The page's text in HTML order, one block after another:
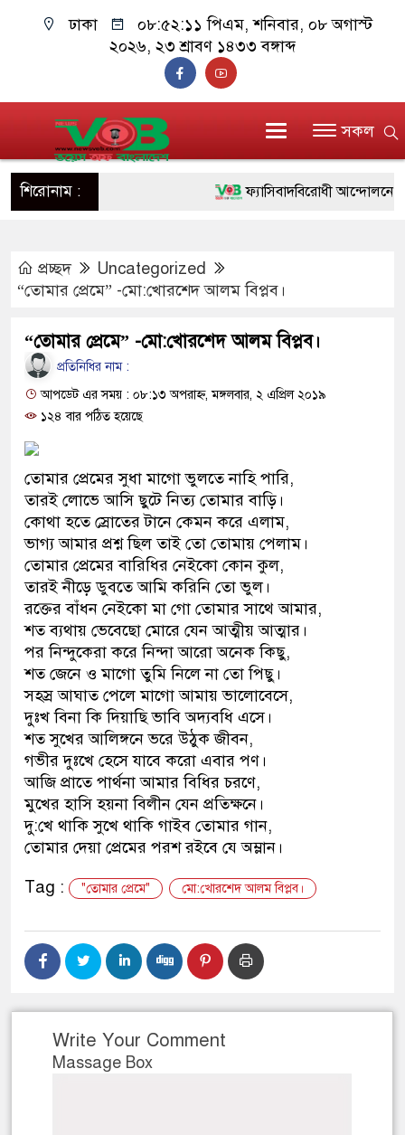
ঢাকা ০৮:৫২:১২ পিএম, শনিবার, ০৮ অগাস্ট
২০২৬, ২৩ শ্রাবণ ১৪৩৩ বঙ্গাব্দ
সকল
শিরোনাম : ফ্যাসিবাদবিরোধী আন্দোলনে
মাননীয় প্রধানমন্ত্রী, মন্ত্রীবর্গ ও
উদ্ধার
মাদক কারবারি গ্রেফতার
২৮ লাখ টাকার জাল নোটসহ
থানা পুলিশ
যেকোনো সময় বেনজীরের
নেতৃত্ব ও গণতন্ত্রের মূর্তমান প্রতীক
যে ভাবে ডেভিড ইমনের কাছে
‘আজহার খান’
অবৈধ বিদেশি পিস্তল, ম্যাগাজিন
জড়িত কিশোর গ্যাংয়ের চার শিশু আটক
ডাকাতির প্রস্তুতিকালে দুইজনকে
থানা পুলিশ
প্রচ্ছদ
Uncategorized
“তোমার প্রেমে” -মো:খোরশেদ আলম বিপ্লব।
“তোমার প্রেমে” -মো:খোরশেদ আলম বিপ্লব।
প্রতিনিধির নাম :
আপডেট এর সময় : ০৮:১৩ অপরাহ্ন, মঙ্গলবার, ২ এপ্রিল ২০১৯
১২৪ বার পঠিত হয়েছে
তোমার প্রেমের সুধা মাগো ভুলতে নাহি পারি,
তারই লোভে আসি ছুটে নিত্য তোমার বাড়ি।
কোথা হতে স্রোতের টানে কেমন করে এলাম,
ভাগ্য আমার প্রশ্ন ছিল তাই তো তোমায় পেলাম।
তোমার প্রেমের বারিধির নেইকো কোন কুল,
তারই নীড়ে ডুবতে আমি করিনি তো ভুল।
রক্তের বাঁধন নেইকো মা গো তোমার সাথে আমার,
শত ব্যথায় ভেবেছো মোরে যেন আত্মীয় আত্মার।
পর নিন্দুকেরা করে নিন্দা আরো অনেক কিছু,
শত জেনে ও মাগো তুমি নিলে না তো পিছু।
সহস্র আঘাত পেলে মাগো আমায় ভালোবেসে,
দুঃখ বিনা কি দিয়াছি ভাবি অদ্যবধি এসে।
শত সুখের আলিঙ্গনে ভরে উঠুক জীবন,
গভীর দুঃখে হেসে যাবে করো এবার পণ।
আজি প্রাতে পার্থনা আমার বিধির চরণে,
মুখের হাসি হয়না বিলীন যেন প্রতিক্ষনে।
দু:খে থাকি সুখে থাকি গাইব তোমার গান,
তোমার দেয়া প্রেমের পরশ রইবে যে অম্লান।
Tag :
"তোমার প্রেমে" মো:খোরশেদ আলম বিপ্লব।
Write Your Comment
Massage Box